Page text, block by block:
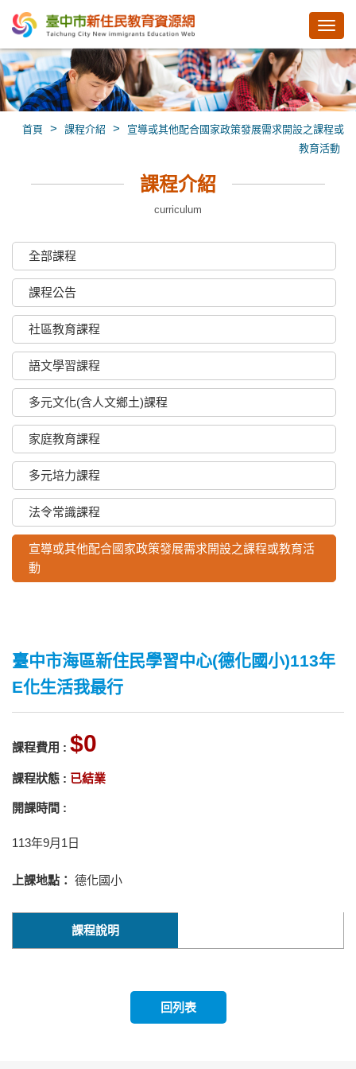
首頁 > 課程介紹 >
宣導或其他配合國家政策發展需求開設之課程或
教育活動
課程介紹
curriculum
全部課程
課程公告
社區教育課程
語文學習課程
多元文化(含人文鄉土)課程
家庭教育課程
多元培力課程
法令常識課程
宣導或其他配合國家政策發展需求開設之課程或教育活
動
臺中市海區新住民學習中心(德化國小)113年
E化生活我最行
課程費用 : 0
課程狀態 : 已結業
開課時間 :
113年9月1日
上課地點： 德化國小
課程說明
回列表